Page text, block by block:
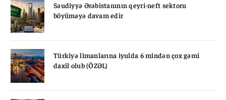
Səudiyyə Ərəbistanının qeyri-neft sektoru
böyüməyə davam edir
Türkiyə limanlarına iyulda 6 mindən çox gəmi
daxil olub (ÖZƏL)